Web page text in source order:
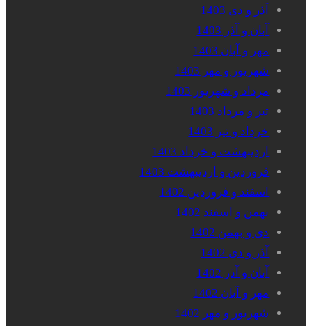
آذر و دی 1403
آبان و آذر 1403
مهر و آبان 1403
شهریور و مهر 1403
مرداد و شهریور 1403
تیر و مرداد 1403
خرداد و تیر 1403
اردیبهشت و خرداد 1403
فروردین و اردیبهشت 1403
اسفند و فروردین 1402
بهمن و اسفند 1402
دی و بهمن 1402
آذر و دی 1402
آبان و آذر 1402
مهر و آبان 1402
شهریور و مهر 1402